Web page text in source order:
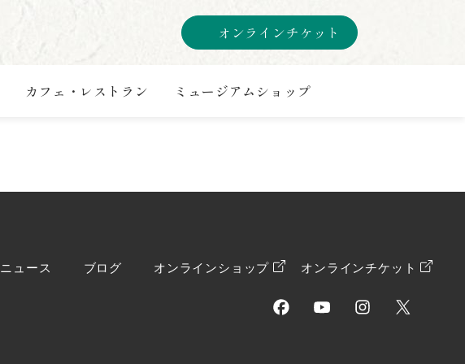
オンラインチケット
カフェ・レストラン ミュージアムショップ
ニュース ブログ オンラインショップ オンラインチケット